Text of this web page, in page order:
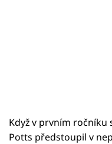
Když v prvním ročníku
Potts předstoupil v